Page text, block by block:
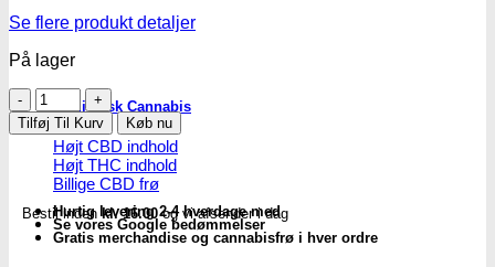
Medicinsk Cannabis
Højt CBD indhold
Højt THC indhold
Billige CBD frø
Se flere produkt detaljer
På lager
LED
pære
|
18W
E27
blomstring
antal
Tilføj Til Kurv Køb nu
Bestil indenkl. 16.00og vi afsender i dag
Hurtig levering 2-4 hverdage med
Se vores Google bedømmelser
Gratis merchandise og cannabisfrø i hver ordre